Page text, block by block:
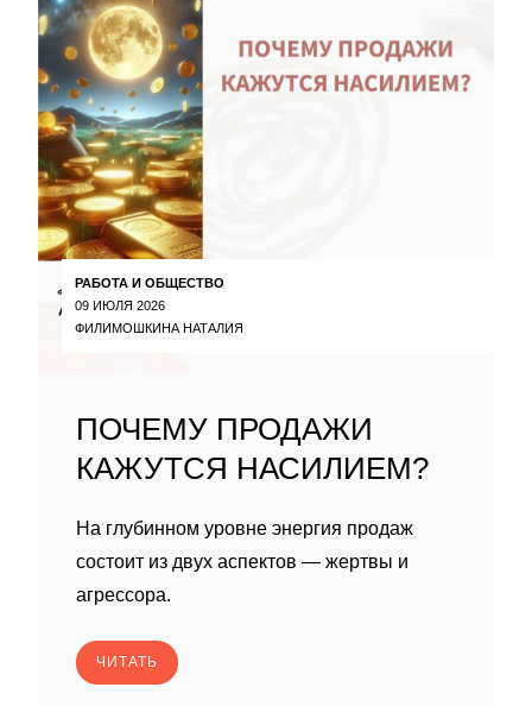
РАБОТА И ОБЩЕСТВО
09 ИЮЛЯ 2026
ФИЛИМОШКИНА НАТАЛИЯ
ПОЧЕМУ ПРОДАЖИ
КАЖУТСЯ НАСИЛИЕМ?
На глубинном уровне энергия продаж
состоит из двух аспектов — жертвы и
агрессора.
ЧИТАТЬ